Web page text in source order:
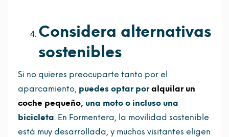
Considera alternativas
sostenibles
Si no quieres preocuparte tanto por el
aparcamiento, puedes optar poralquilar un
coche pequeño, una moto o incluso una
bicicleta. En Formentera, la movilidad sostenible
está muy desarrollada, y muchos visitantes eligen